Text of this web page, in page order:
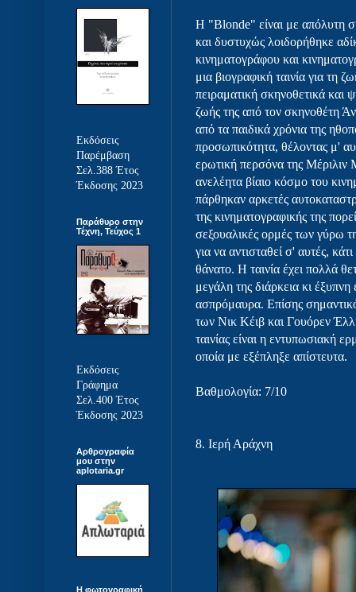
Η "Blonde" είναι με απόλυτη
και δυστυχώς λοιδορήθηκε
κινηματογράφου και
μια βιογραφική ταινία για τη
πειραματική σκηνοθετικά και
ζωής της από τον σκηνοθέτη
από τα παιδικά χρόνια της
προσωπικότητα, θέλοντας μ'
ερωτική περσόνα της
ανελέητα βίαιο κόσμο του
πάρθηκαν αρκετές
της κινηματογραφικής της
σεξουαλικές ορμές των γύρω
για να αντισταθεί σ' αυτές,
θάνατο. Η ταινία έχει πολλά
μεγάλη της διάρκεια κι
ασπρόμαυρα. Επίσης
των Νικ Κέιβ και Γουόρεν
ταινίας είναι η εντυπωσιακή
οποία με εξέπληξε απίστευτα.
Βαθμολογία: 7/10
8. Ιερή Αράχνη
Εκδόσεις
Παρέμβαση
Σελ.388 Έτος
Έκδοσης 2023
Παράθυρο στην
Τέχνη, Τεύχος 1
Εκδόσεις
Γράφημα
Σελ.400 Έτος
Έκδοσης 2023
Αρθρογραφία
μου στην
aplotaria.gr
Η φωτογραφική